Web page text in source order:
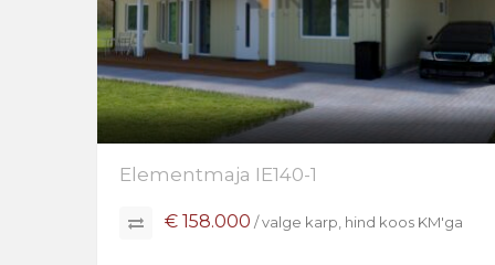
Elementmaja IE140-1
€ 158.000 / valge karp, hind koos KM'ga